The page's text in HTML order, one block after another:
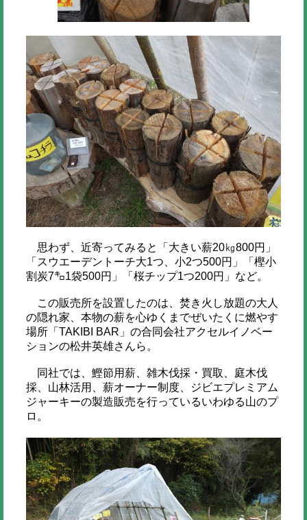
思わず、近寄ってみると「大きい薪20㎏800円」
「スウエーデントーチ大1つ、小2つ500円」「樫小
割炭7㌔1袋500円」「桜チップ1つ200円」など。
この販売所を設置したのは、焚き火し放題の大人
の隠れ家、本物の薪を心ゆくまでぜいたくに燃やす
場所「TAKIBI BAR」の合同会社アクセルイノベー
ションの松井英雄さんら。
同社では、鰹節用薪、雑木伐採・買取、庭木伐
採、山林活用、薪オーナー制度、ジビエプレミアム
ジャーキーの製造販売を行っているいわゆる山のプ
ロ。